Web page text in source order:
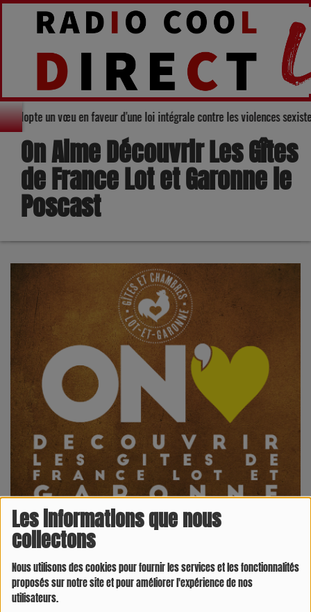
Les informations que nous
collectons
Nous utilisons des cookies pour fournir les services et les fonctionnalités
proposés sur notre site et pour améliorer l'expérience de nos
utilisateurs.
du Gers adopte un vœu en faveur d'une loi intégrale contre
On Aime Découvrir Les Gîtes
de France Lot et Garonne le
Poscast
VENDREDI, DE 11:05 À 11:15